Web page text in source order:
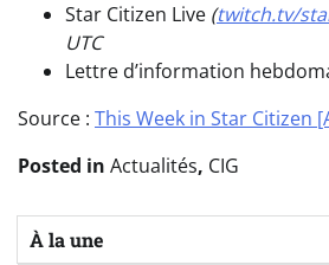
Star Citizen Live (twitch.tv/
UTC
Lettre d’information
Source : This Week in Star Citizen
Posted in Actualités, CIG
À la une